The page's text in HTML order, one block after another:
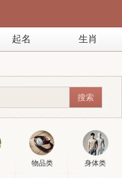
起名 生肖
物品类 身体类